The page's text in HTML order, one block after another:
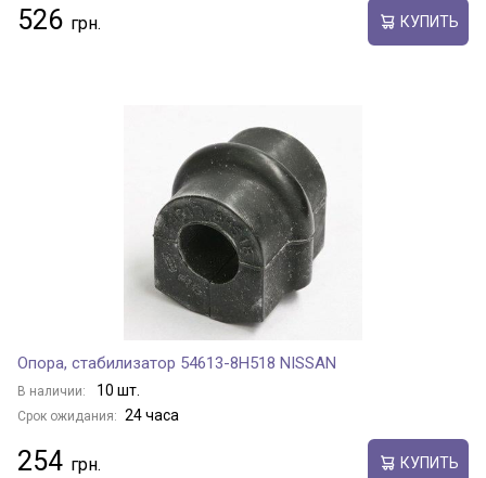
526 КУПИТЬ
Опора, стабилизатор 54613-8H518 NISSAN
В наличии: 10 шт.
Срок ожидания: 24 часа
254 КУПИТЬ